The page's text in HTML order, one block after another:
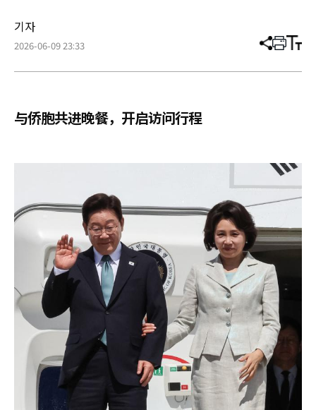
기자
2026-06-09 23:33 分
章
打 调
小
与侨胞共进晚餐，开启访问行程